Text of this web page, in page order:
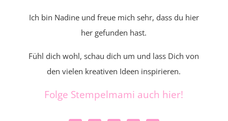
Ich bin Nadine und freue mich sehr, dass du hier
her gefunden hast.
Fühl dich wohl, schau dich um und lass Dich von
den vielen kreativen Ideen inspirieren.
Folge Stempelmami auch hier!